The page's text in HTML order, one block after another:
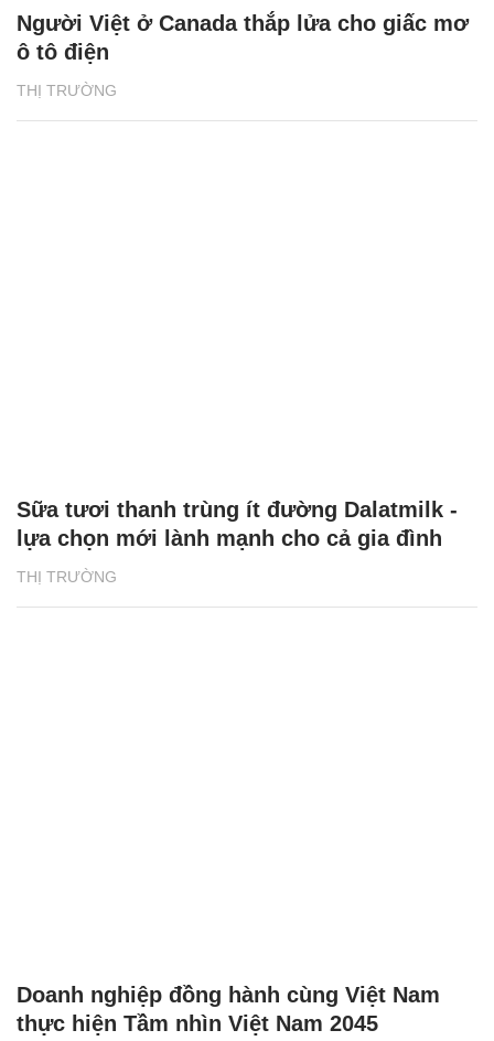
THỊ TRƯỜNG
Người Việt ở Canada thắp lửa cho giấc mơ
ô tô điện
THỊ TRƯỜNG
Sữa tươi thanh trùng ít đường Dalatmilk -
lựa chọn mới lành mạnh cho cả gia đình
Doanh nghiệp đồng hành cùng Việt Nam
thực hiện Tầm nhìn Việt Nam 2045